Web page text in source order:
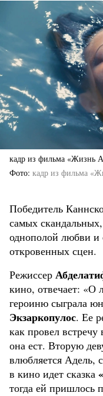
кадр из фильма «Жизнь
Фото кадр из фильма
Победитель
самых
однополой любви и
откровенных сцен.
Режиссер
кино, отвечает:
героиню сыграла
Экзаркопулос. Ее
как провел
она ест. Вторую
влюбляется Адель,
в кино идет сказка
тогда ей пришлось